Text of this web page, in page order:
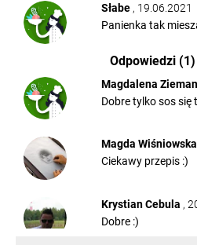
Słabe , 19.06.2021
Panienka tak
Odpowiedzi (1)
Magdalena Zieman
Dobre tylko sos się
Magda Wiśniowska
Ciekawy przepis :)
Krystian Cebula ,
Dobre :)